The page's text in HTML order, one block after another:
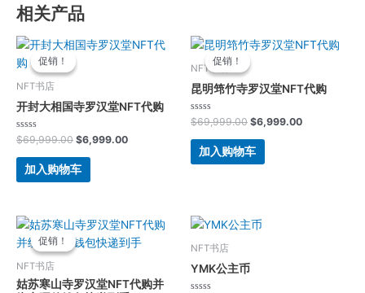
相关产品
促销！
促销！
NFT书店
开封大相国寺罗汉堂NFT代购
评
分
0
&sol;
$69,999.00
原
价
为：
$6,999.00
当
前
$6,999.00。
加入购物车
促销！
促销！
NFT书店
昆明筇竹寺罗汉堂NFT代购
评
分
0
&sol;
$69,999.00
原
价
为：
$69,999.00。
$6,999.00
当
格
为：
加入购物车
促销！
促销！
NFT书店
姑苏寒山寺罗汉堂NFT代购并
原
价
为：
当
前
价
$54,999.00。
NFT书店
YMK公主币